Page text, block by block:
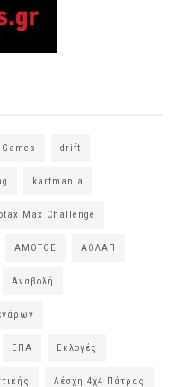
drift
kartmania
Max Challenge
ΑΜΟΤΟΕ ΑΟΛΑΠ
Αναβολή
ΕΠΑ Εκλογές
Λέσχη 4χ4 Πάτρας